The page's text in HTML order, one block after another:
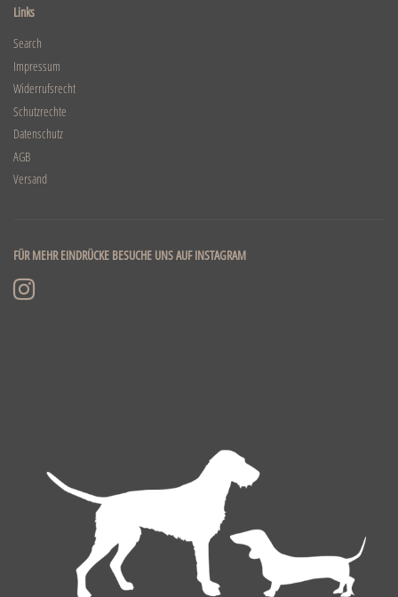
Links
Search
Impressum
Widerrufsrecht
Schutzrechte
Datenschutz
AGB
Versand
FÜR MEHR EINDRÜCKE BESUCHE UNS AUF INSTAGRAM